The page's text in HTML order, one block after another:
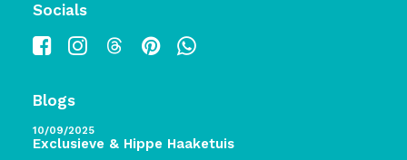
Socials
Blogs
10/09/2025
Exclusieve & Hippe Haaketuis